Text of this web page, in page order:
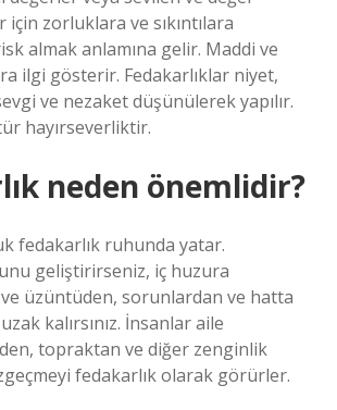
zorluklara ve sıkıntılara
almak anlamına gelir. Maddi ve
ilgi gösterir. Fedakarlıklar niyet,
ve nezaket düşünülerek yapılır.
hayırseverliktir.
neden önemlidir?
fedakarlık ruhunda yatar.
geliştirirseniz, iç huzura
üzüntüden, sorunlardan ve hatta
kalırsınız. İnsanlar aile
topraktan ve diğer zenginlik
fedakarlık olarak görürler.